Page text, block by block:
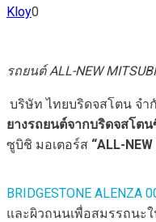
Kloy0
รถยนต์ALL-NEW
บริษัท ไทยบริดจสโตน จํา
ยางรถยนต์จากบริดจสโต
ซูบิชิ มอเตอร์ส “ALL-NEW
BRIDGESTONE ALENZA
และผิวถนนเพื่อสมรรถนะ